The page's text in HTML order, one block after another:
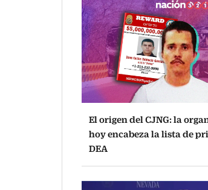
El origen del CJNG: la
hoy encabeza la lista de
DEA